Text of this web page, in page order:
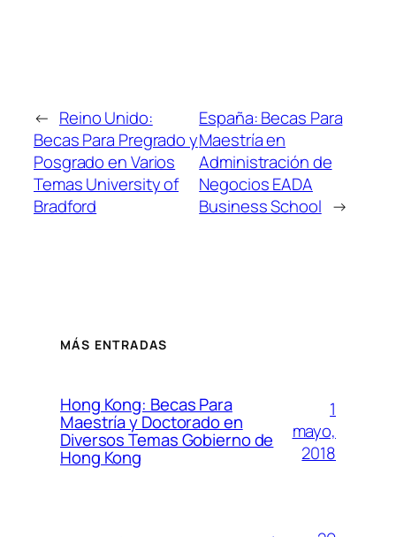
← Reino Unido:
Becas Para Pregrado y
Posgrado en Varios
Temas University of
Bradford
España: Becas Para
Maestría en
Administración de
Negocios EADA
Business School →
MÁS ENTRADAS
Hong Kong: Becas Para
Maestría y Doctorado en
Diversos Temas Gobierno de
Hong Kong
1
mayo,
2018